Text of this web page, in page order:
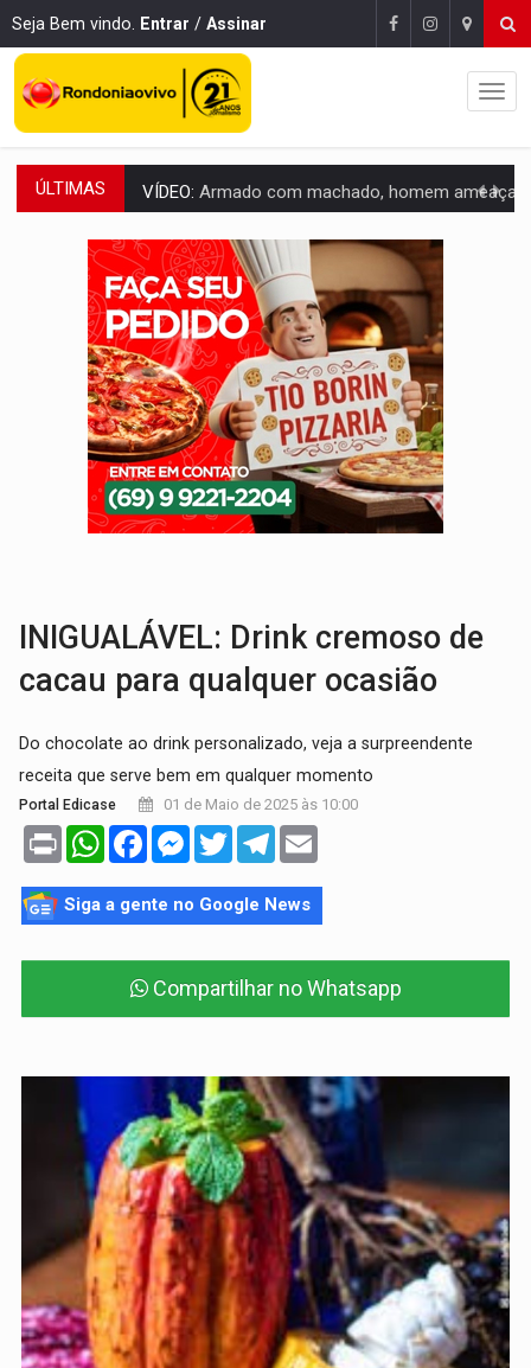
Seja Bem vindo. Entrar / Assinar
ÚLTIMAS VÍDEO: Armado com machado, homem ameaça matar sobrinha grávida e
TRIBUNAL DO CRIME:Homem é espancado por facção criminosa
VÍDEO:Perseguição é registrada no shopping após colombiana furtar
LUDOPATIA:Apostas online começam a afetar produtividade e rotina
REFLORESTAMENTO:Plantar árvores não será mais suficiente para
OVNIS NA LUA:Cientistas alertam para possível base secreta no satélite
ACABOU COM PEUGEOT:Incêndio destrói carro que era rebocado para oficina
VÍDEO:Ladrão é filmado furtando moto na frente do bar
POLUIÇÃO E RISCOS:
INIGUALÁVEL: Drink cremoso de
cacau para qualquer ocasião
Do chocolate ao drink personalizado, veja a surpreendente
receita que serve bem em qualquer momento
Portal Edicase 01 de Maio de 2025 às 10:00
Print WhatsAppFacebookMessenger
TwitterTelegram
Siga a gente no Google News
Compartilhar no Whatsapp